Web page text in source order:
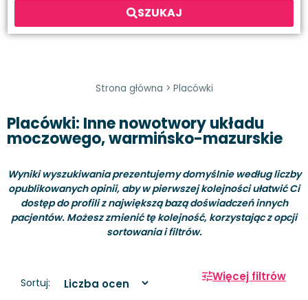
SZUKAJ
Strona główna > Placówki
Placówki: Inne nowotwory układu
moczowego, warmińsko-mazurskie
Wyniki wyszukiwania prezentujemy domyślnie według liczby
opublikowanych opinii, aby w pierwszej kolejności ułatwić Ci
dostęp do profili z największą bazą doświadczeń innych
pacjentów. Możesz zmienić tę kolejność, korzystając z opcji
sortowania i filtrów.
Sortuj: Więcej filtrów